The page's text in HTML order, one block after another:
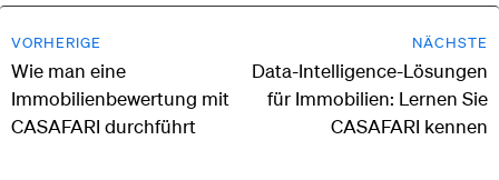
VORHERIGE
Wie man eine
Immobilienbewertung mit
CASAFARI durchführt
NÄCHSTE
Data-Intelligence-Lösungen
für Immobilien: Lernen Sie
CASAFARI kennen